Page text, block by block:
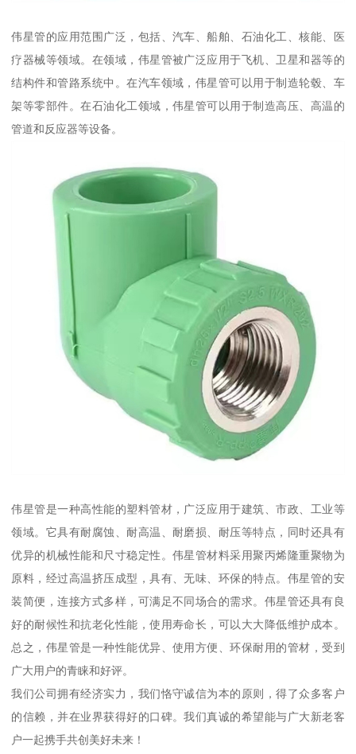
伟星管的应用范围广泛，包括、汽车、船舶、石油化工、核能、医
疗器械等领域。在领域，伟星管被广泛应用于飞机、卫星和器等的
结构件和管路系统中。在汽车领域，伟星管可以用于制造轮毂、车
架等零部件。在石油化工领域，伟星管可以用于制造高压、高温的
管道和反应器等设备。
伟星管是一种高性能的塑料管材，广泛应用于建筑、市政、工业等
领域。它具有耐腐蚀、耐高温、耐磨损、耐压等特点，同时还具有
优异的机械性能和尺寸稳定性。伟星管材料采用聚丙烯隆重聚物为
原料，经过高温挤压成型，具有、无味、环保的特点。伟星管的安
装简便，连接方式多样，可满足不同场合的需求。伟星管还具有良
好的耐候性和抗老化性能，使用寿命长，可以大大降低维护成本。
总之，伟星管是一种性能优异、使用方便、环保耐用的管材，受到
广大用户的青睐和好评。
我们公司拥有经济实力，我们恪守诚信为本的原则，得了众多客户
的信赖，并在业界获得好的口碑。我们真诚的希望能与广大新老客
户一起携手共创美好未来！